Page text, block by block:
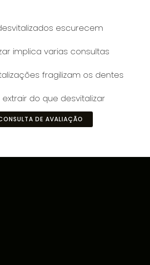
escurecem
implica varias consultas
fragilizam os dentes
extrair do que desvitalizar
DE AVALIAÇÃO